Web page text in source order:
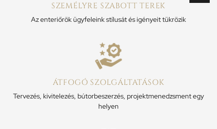
SZEMÉLYRE SZABOTT TEREK
Az enteriőrök ügyfeleink stílusát és igényeit tükrözik
ÁTFOGÓ SZOLGÁLTATÁSOK
Tervezés, kivitelezés, bútorbeszerzés, projektmenedzsment egy
helyen